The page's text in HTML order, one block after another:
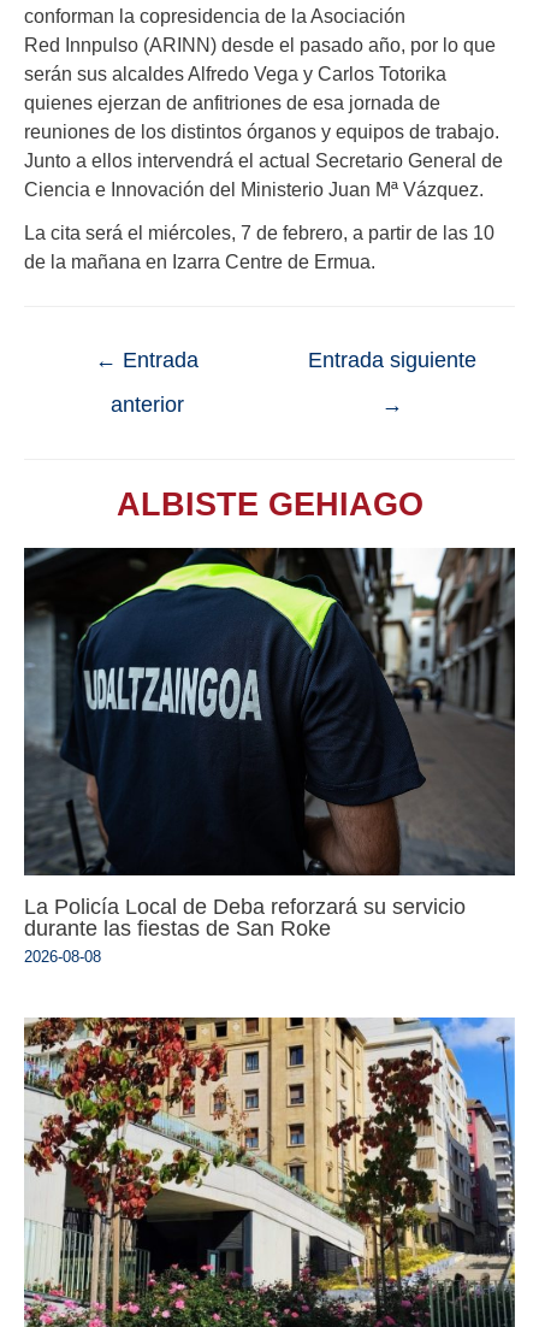
conforman la copresidencia de la Asociación
Red Innpulso (ARINN) desde el pasado año, por lo que
serán sus alcaldes Alfredo Vega y Carlos Totorika
quienes ejerzan de anfitriones de esa jornada de
reuniones de los distintos órganos y equipos de trabajo.
Junto a ellos intervendrá el actual Secretario General de
Ciencia e Innovación del Ministerio Juan Mª Vázquez.
La cita será el miércoles, 7 de febrero, a partir de las 10
de la mañana en Izarra Centre de Ermua.
← Entrada
anterior
Entrada siguiente
→
ALBISTE GEHIAGO
La Policía Local de Deba reforzará su servicio
durante las fiestas de San Roke
2026-08-08